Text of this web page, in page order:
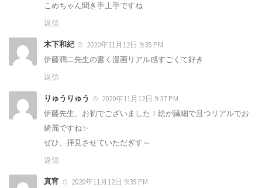
こめちゃん聞き手上手ですね
返信
木下和紀
2020年11月12日 9:35 PM
伊藤潤二先生の書く漫画リアル感すごくて好き
返信
りゅうりゅう
2020年11月12日 9:37 PM
伊藤先生、お初でございました！絵が繊細で且つリアルでお
綺麗ですね✨
ぜひ、拝見させていただぎす～
返信
真宵
2020年11月12日 9:39 PM